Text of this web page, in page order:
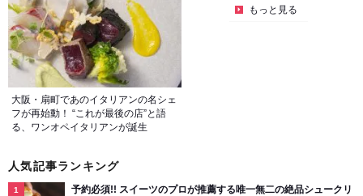
大阪・扇町であのイタリアンの名シェ
フが再始動！ “これが最後の店”と語
る、ワンオペイタリアンが誕生
もっと見る
人気記事ランキング
予約必須!! スイーツのプロが推薦する唯一無二の絶品シュークリ